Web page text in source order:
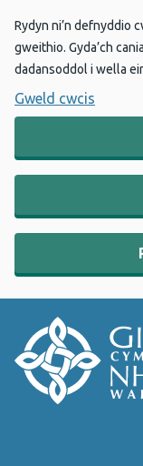
Rydyn ni’n defnyddio
gweithio. Gyda’ch
dadansoddol i wella
Gweld cwcis